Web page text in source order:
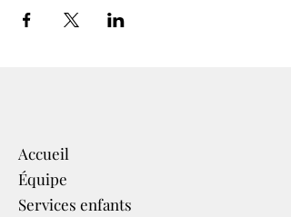
Accueil
Équipe
Services enfants